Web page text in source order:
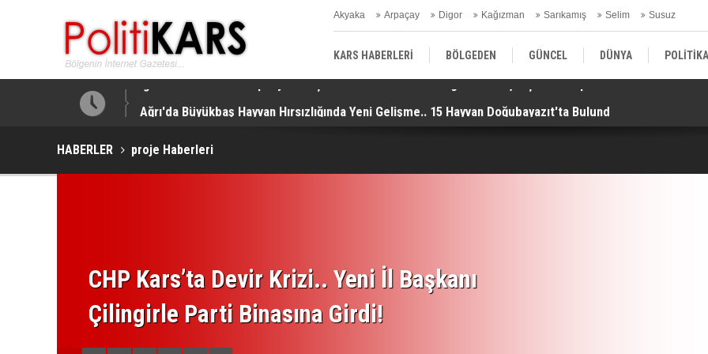
Akyaka Arpaçay Digor Kağızman Sarıkamış Selim Susuz
KARS HABERLERİ BÖLGEDEN GÜNCEL DÜNYA POLİTİKA
Ağrı'da Büyükbaş Hayvan Hırsızlığında Yeni Gelişme.. 15 Hayvan Doğubayazıt'ta Bulundu!
HABERLER proje Haberleri
CHP Kars’ta Devir Krizi.. Yeni İl Başkanı
Çilingirle Parti Binasına Girdi!